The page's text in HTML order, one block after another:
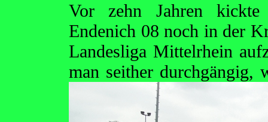
Vor zehn Jahren
Endenich 08 noch in der
Landesliga Mittelrhein
man seither